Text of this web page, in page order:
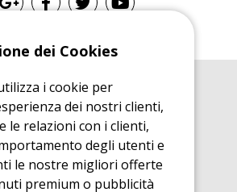
elastici
elastico da giardino
del vostro tappeto elastico
dei Cookies
i cookie per
dei nostri clienti,
le relazioni con i clienti,
degli utenti e
le nostre migliori offerte
premium o pubblicità